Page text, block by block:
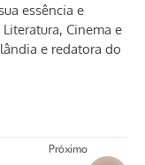
essência e
Cinema e
e redatora do
Próximo